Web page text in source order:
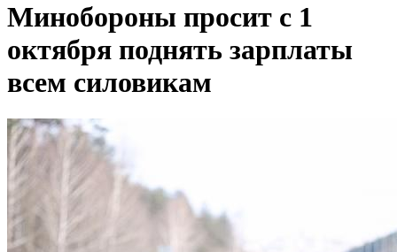
Минобороны просит с 1
октября поднять зарплаты
всем силовикам